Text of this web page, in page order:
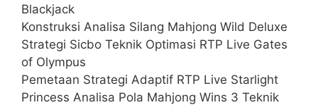
Blackjack
Konstruksi Analisa Silang Mahjong Wild Deluxe
Strategi Sicbo Teknik Optimasi RTP Live Gates
of Olympus
Pemetaan Strategi Adaptif RTP Live Starlight
Princess Analisa Pola Mahjong Wins 3 Teknik